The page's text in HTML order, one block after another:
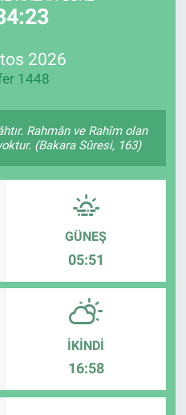
2026
1448
Rahmân ve Rahîm olan
(Bakara Sûresi, 163)
GÜNEŞ
05:51
İKINDI
16:58